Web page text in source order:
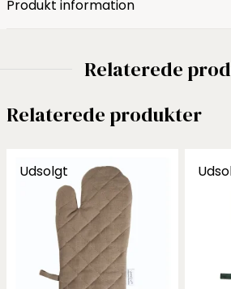
Produkt information
Relaterede
Relaterede produkter
Udsolgt